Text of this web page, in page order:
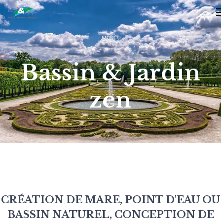
Bassin & Jardin
zen
CRÉATION DE MARE, POINT D'EAU OU
BASSIN NATUREL, CONCEPTION DE